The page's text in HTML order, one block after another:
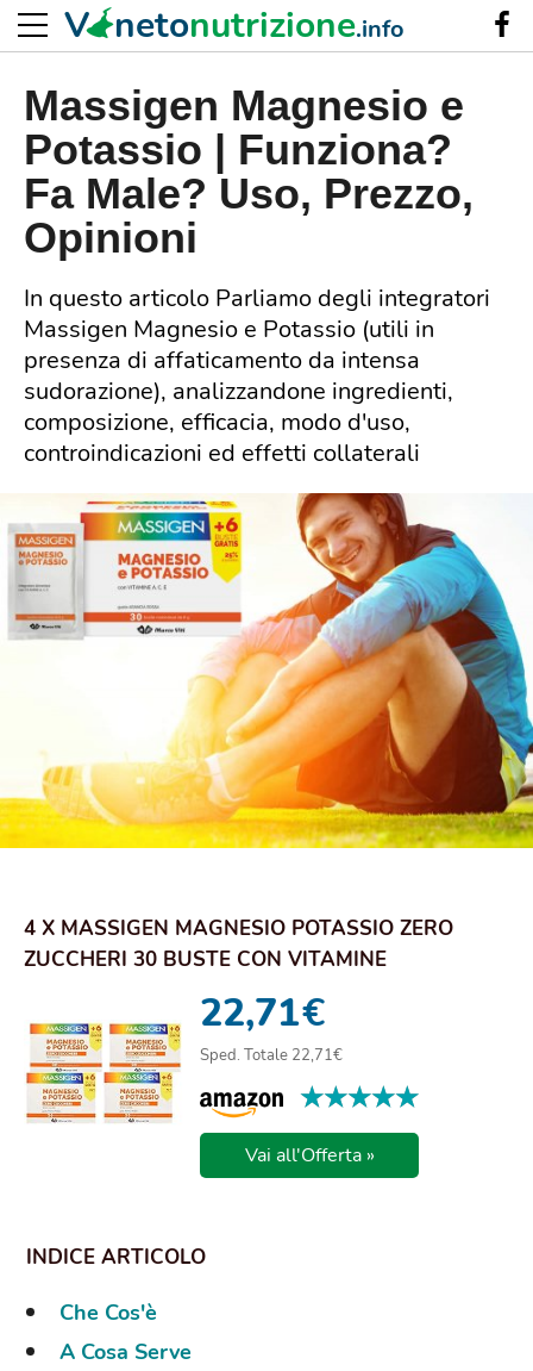
Massigen Magnesio e
Potassio | Funziona?
Fa Male? Uso, Prezzo,
Opinioni
In questo articolo Parliamo degli integratori
Massigen Magnesio e Potassio (utili in
presenza di affaticamento da intensa
sudorazione), analizzandone ingredienti,
composizione, efficacia, modo d'uso,
controindicazioni ed effetti collaterali
4 X MASSIGEN MAGNESIO POTASSIO ZERO
ZUCCHERI 30 BUSTE CON VITAMINE
22,71€
Sped. Totale 22,71€
★★★★★
★★★★★
Vai all'Offerta »
Che Cos'è
A Cosa Serve
V netonutrizione.info